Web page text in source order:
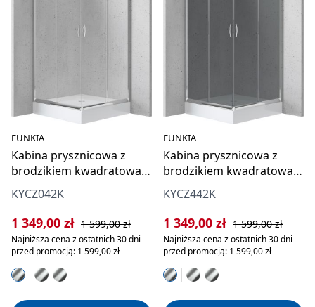
FUNKIA
Kabina prysznicowa z
brodzikiem kwadratowa
80x80 cm
KYCZ042K
Cena sprzedaży:
1 349,00 zł Cena regularna:
1 599,00 zł
Najniższa cena z ostatnich 30 dni
przed promocją: 1 599,00 zł
FUNKIA
Kabina prysznicowa z
brodzikiem kwadratowa
80x80 cm
KYCZ442K
Cena sprzedaży:
1 349,00 zł Cena regularna:
1 599,00 zł
Najniższa cena z ostatnich 30 dni
przed promocją: 1 599,00 zł